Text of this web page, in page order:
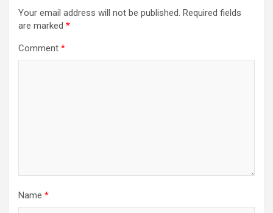
Your email address will not be published. Required fields
are marked *
Comment *
Name *